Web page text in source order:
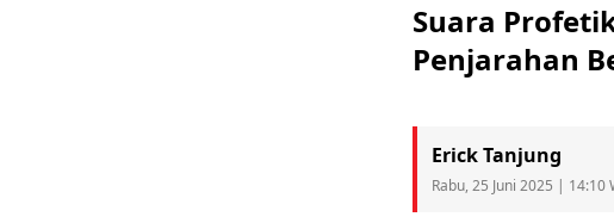
Suara
Penjarahan
Erick Tanjung
Rabu, 25 Juni 2025 | 14:10